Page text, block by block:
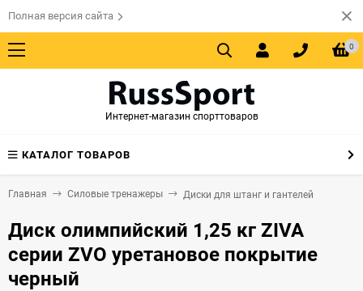
Полная версия сайта
0
Интернет-магазин спорттоваров
КАТАЛОГ ТОВАРОВ
Главная Силовые тренажеры Диски для штанг и гантелей
Диск олимпийский 1,25 кг ZIVA
серии ZVO уретановое покрытие
черный